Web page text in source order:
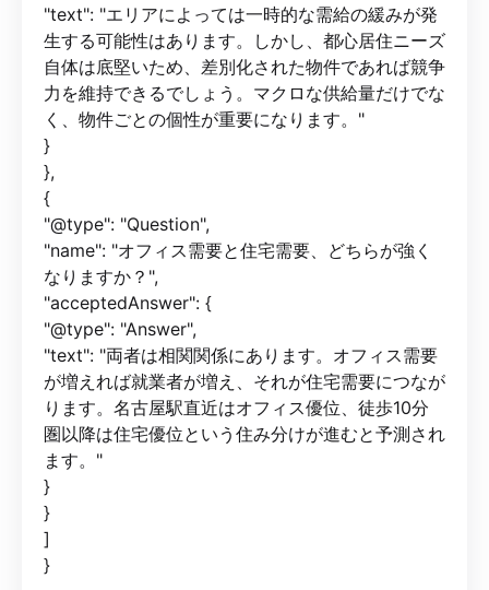
"text": "エリアによっては一時的な需給の緩みが発
生する可能性はあります。しかし、都心居住ニーズ
自体は底堅いため、差別化された物件であれば競争
力を維持できるでしょう。マクロな供給量だけでな
く、物件ごとの個性が重要になります。"
}
},
{
"@type": "Question",
"name": "オフィス需要と住宅需要、どちらが強く
なりますか？",
"acceptedAnswer": {
"@type": "Answer",
"text": "両者は相関関係にあります。オフィス需要
が増えれば就業者が増え、それが住宅需要につなが
ります。名古屋駅直近はオフィス優位、徒歩10分
圏以降は住宅優位という住み分けが進むと予測され
ます。"
}
}
]
}